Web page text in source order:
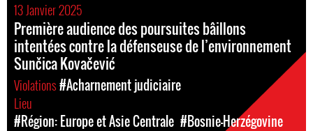
13 Janvier 2025
Première audience des poursuites bâillons
intentées contre la défenseuse de l’environnement
Sunčica Kovačević
Violations#Acharnement judiciaire
Lieu
#Région: Europe et Asie Centrale #Bosnie-Herzégovine